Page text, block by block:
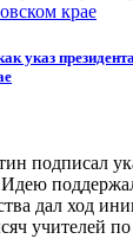
указ
подписал
Идею
дал ход
учителей по